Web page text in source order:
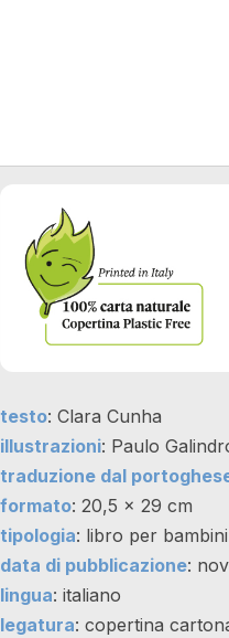
testo: Clara Cunha
illustrazioni: Paulo
traduzione dal
formato: 20,5 x 29 cm
tipologia: libro per
data di pubblicazione:
lingua: italiano
legatura: copertina